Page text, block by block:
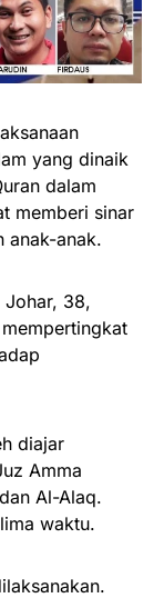
yang dinaik
dalam
memberi sinar
anak-anak.
Johar, 38,
diajar
Amma
Al-Alaq.
waktu.